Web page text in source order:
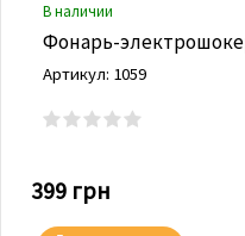
В наличии
Фонарь-
Артикул: 1059
399 грн